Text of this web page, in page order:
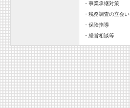
・事業承継対策
・税務調査の立会い
・保険指導
・経営相談等